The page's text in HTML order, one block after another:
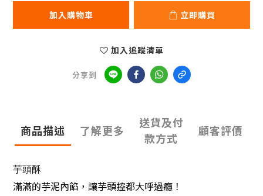
加入購物車 立即購買
加入追蹤清單
分享到
商品描述 了解更多
送貨及付
款方式
顧客評價
芋頭酥
滿滿的芋泥內餡，讓芋頭控都大呼過癮！